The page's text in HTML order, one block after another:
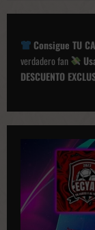
a
i
ó
d
u
b
Consigue TU
verdadero fan
DESCUENTO